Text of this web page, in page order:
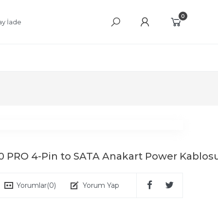
İade
0
PRO 4-Pin to SATA Anakart Power
Yorumlar(0) Yorum Yap